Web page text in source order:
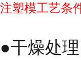
注塑模工艺条
●干燥处